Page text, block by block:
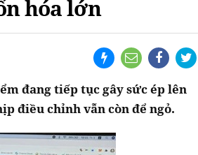
hóa lớn
đang tiếp tục gây sức ép lên
điều chỉnh vẫn còn để ngỏ.